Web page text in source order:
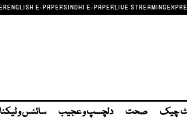
ENGLISH E-PAPERSINDHI E-PAPERLIVE STREAMING
چیک صحت دلچسپ و عجیب سائنس و